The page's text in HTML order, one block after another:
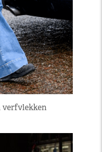
verfvlekken